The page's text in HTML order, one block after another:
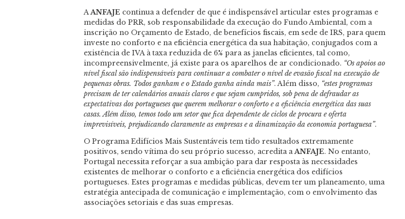
AANFAJE continua a defender de que é indispensável articular estes programas e
medidas do PRR, sob responsabilidade da execução do Fundo Ambiental, com a
inscrição no Orçamento de Estado, de benefícios fiscais, em sede de IRS, para quem
investe no conforto e na eficiência energética da sua habitação, conjugados com a
existência de IVA à taxa reduzida de 6% para as janelas eficientes, tal como,
incompreensivelmente, já existe para os aparelhos de ar condicionado. “Os apoios ao
nível fiscal são indispensáveis para continuar a combater o nível de evasão fiscal na execução de
pequenas obras. Todos ganham e o Estado ganha ainda mais”. Além disso, “estes programas
precisam de ter calendários anuais claros e que sejam cumpridos, sob pena de defraudar as
expectativas dos portugueses que querem melhorar o conforto e a eficiência energética das suas
casas. Além disso, temos todo um setor que fica dependente de ciclos de procura e oferta
imprevisíveis, prejudicando claramente as empresas e a dinamização da economia portuguesa”.
O Programa Edifícios Mais Sustentáveis tem tido resultados extremamente
positivos, sendo vítima do seu próprio sucesso, acredita aANFAJE. No entanto,
Portugal necessita reforçar a sua ambição para dar resposta às necessidades
existentes de melhorar o conforto e a eficiência energética dos edifícios
portugueses. Estes programas e medidas públicas, devem ter um planeamento, uma
estratégia antecipada de comunicação e implementação, com o envolvimento das
associações setoriais e das suas empresas.